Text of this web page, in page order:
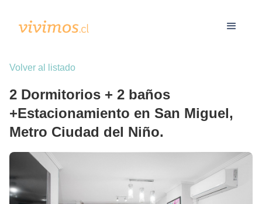
Volver al listado
2 Dormitorios + 2 baños
+Estacionamiento en San Miguel,
Metro Ciudad del Niño.